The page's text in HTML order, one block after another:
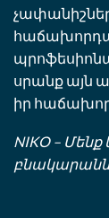
սրանք այն
իր
NIKO –